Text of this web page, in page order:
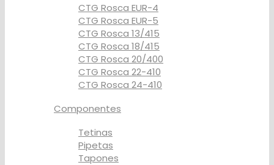
CTG Rosca EUR-4
CTG Rosca EUR-5
CTG Rosca 13/415
CTG Rosca 18/415
CTG Rosca 20/400
CTG Rosca 22-410
CTG Rosca 24-410
Componentes
Tetinas
Pipetas
Tapones